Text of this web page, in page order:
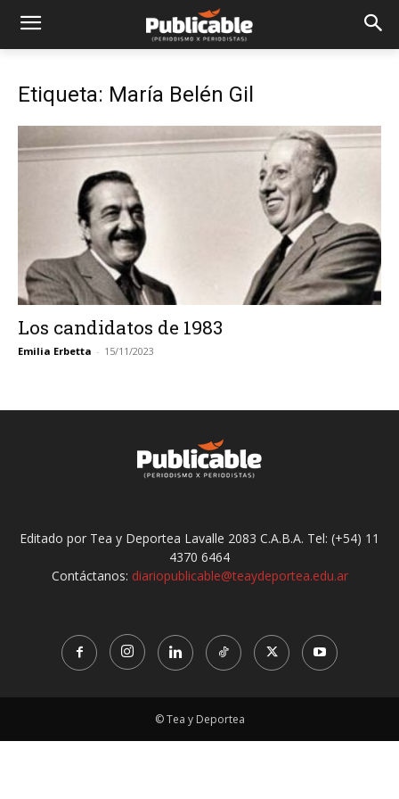
Etiqueta: María Belén Gil
Los candidatos de 1983
Emilia Erbetta - 15/11/2023
Editado por Tea y Deportea Lavalle 2083 C.A.B.A. Tel: (+54) 11
4370 6464
Contáctanos: diariopublicable@teaydeportea.edu.ar
© Tea y Deportea